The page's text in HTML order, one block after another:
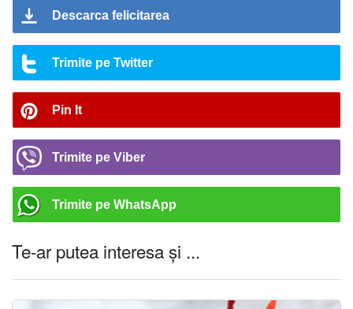
Descarca felicitarea
Trimite pe Twitter
Pin It
Trimite pe Viber
Trimite pe WhatsApp
Te-ar putea interesa și ...